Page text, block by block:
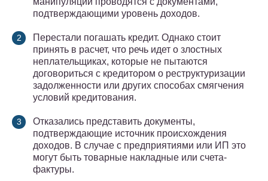
подтверждающими уровень доходов.
Перестали погашать кредит. Однако стоит
принять в расчет, что речь идет о злостных
неплательщиках, которые не пытаются
договориться с кредитором о реструктуризации
задолженности или других способах смягчения
условий кредитования.
Отказались представить документы,
подтверждающие источник происхождения
доходов. В случае с предприятиями или ИП это
могут быть товарные накладные или счета-
фактуры.